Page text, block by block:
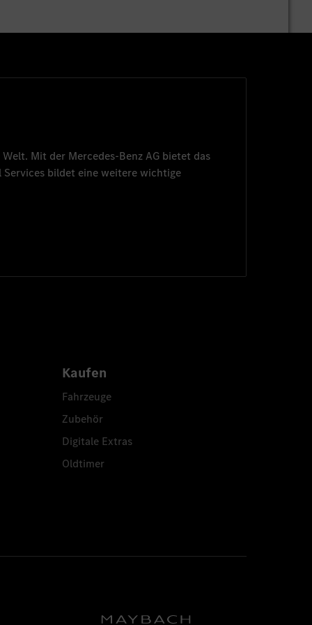
Mit der Mercedes-Benz AG bietet das
Services bildet eine weitere wichtige
Kaufen
Fahrzeuge
Zubehör
Digitale Extras
Oldtimer